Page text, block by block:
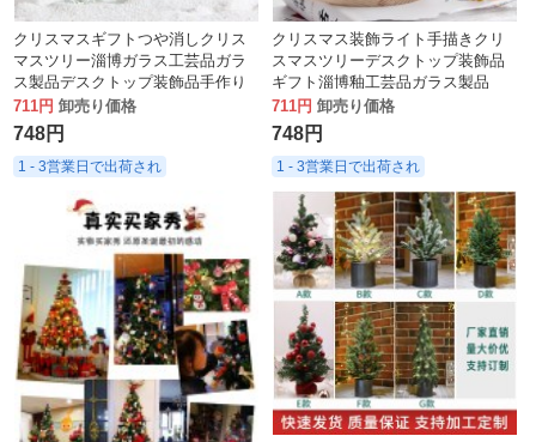
クリスマスギフトつや消しクリス
マスツリー淄博ガラス工芸品ガラ
ス製品デスクトップ装飾品手作り
装飾ライト
711円 卸売り価格
748円
1 - 3営業日で出荷され
クリスマス装飾ライト手描きクリ
スマスツリーデスクトップ装飾品
ギフト淄博釉工芸品ガラス製品
711円 卸売り価格
748円
1 - 3営業日で出荷され